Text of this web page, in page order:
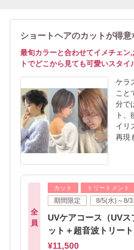
ショートヘアのカットが得意
最旬カラーと合わせてイメチェ
トでどこから見ても可愛いスタ
ケラ
こと
分で
ト、
イリ
再現
全
員
カット トリートメント
期間限定 8/5(水)～8/
UVケアコース（UVス
ット＋超音波トリー
¥11,500